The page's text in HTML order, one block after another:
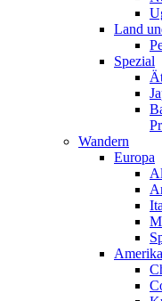
Land
Spezial
Wandern
Europa
Amerika